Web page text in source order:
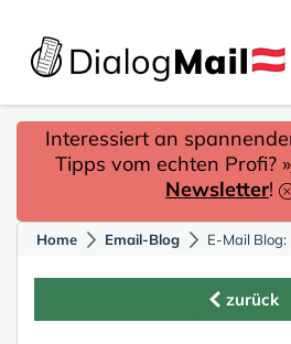
Interessiert an
Tipps vom echten Profi? »
Newsletter!
Home Email-Blog
zurück